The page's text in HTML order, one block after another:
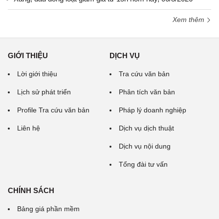
Xem thêm
GIỚI THIỆU
Lời giới thiệu
Lịch sử phát triển
Profile Tra cứu văn bản
Liên hệ
DỊCH VỤ
Tra cứu văn bản
Phân tích văn bản
Pháp lý doanh nghiệp
Dịch vụ dịch thuật
Dịch vụ nội dung
Tổng đài tư vấn
CHÍNH SÁCH
Bảng giá phần mềm